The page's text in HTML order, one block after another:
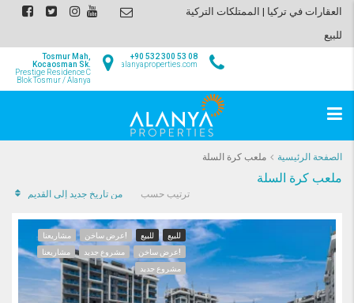
العقارات في تركيا | الممتلكات التركية
للبيع
Tosmur Mah,
Kocaosman Sk.
Prestige Residence C
Blok Tosmur / Alanya
+90 532 300 53 08
info@alanyaproperties.com
الصفحة الرئيسية ملعب كرة السلة
ملعب كرة السلة
ترتيب حسب من تاريخ جديد إلى القديم
للبيع للبيع !عرض ساخن
مشاريعنا
!عرض ساخن
مشروع جديد
مشاريعنا
مشروع جديد